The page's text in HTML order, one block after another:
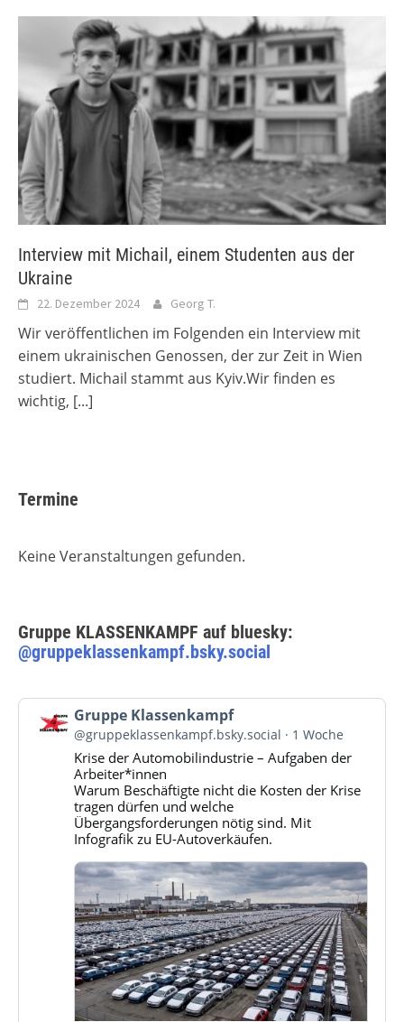
Interview mit Michail, einem Studenten aus der
Ukraine
22. Dezember 2024 Georg T.
Wir veröffentlichen im Folgenden ein Interview mit
einem ukrainischen Genossen, der zur Zeit in Wien
studiert. Michail stammt aus Kyiv.Wir finden es
wichtig, [...]
Termine
Keine Veranstaltungen gefunden.
Gruppe KLASSENKAMPF auf bluesky:
@gruppeklassenkampf.bsky.social
Beitrag
von
Gruppe
Klassenkampf
Bluesky
ansehen
Gruppe Klassenkampf
@gruppeklassenkampf.bsky.social 1 Woche
Krise der Automobilindustrie – Aufgaben der
Arbeiter*innen
Warum Beschäftigte nicht die Kosten der Krise
tragen dürfen und welche
Übergangsforderungen nötig sind. Mit
Infografik zu EU-Autoverkäufen.